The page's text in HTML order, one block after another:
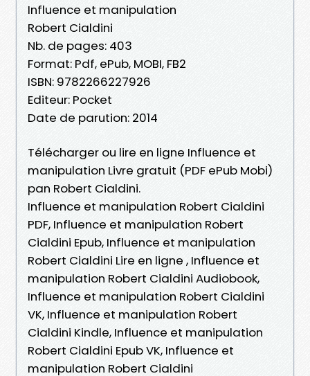
Influence et manipulation
Robert Cialdini
Nb. de pages: 403
Format: Pdf, ePub, MOBI, FB2
ISBN: 9782266227926
Editeur: Pocket
Date de parution: 2014
Télécharger ou lire en ligne Influence et
manipulation Livre gratuit (PDF ePub Mobi)
pan Robert Cialdini.
Influence et manipulation Robert Cialdini
PDF, Influence et manipulation Robert
Cialdini Epub, Influence et manipulation
Robert Cialdini Lire en ligne , Influence et
manipulation Robert Cialdini Audiobook,
Influence et manipulation Robert Cialdini
VK, Influence et manipulation Robert
Cialdini Kindle, Influence et manipulation
Robert Cialdini Epub VK, Influence et
manipulation Robert Cialdini